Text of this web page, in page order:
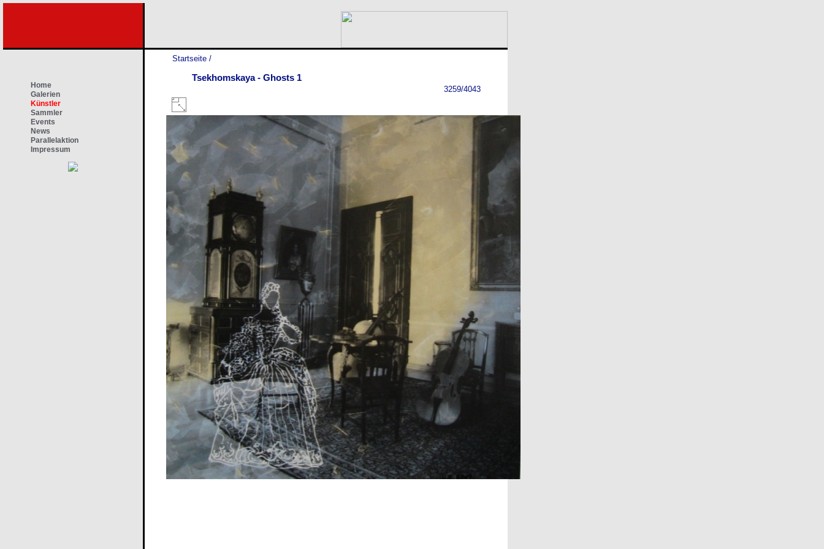
Home
Galerien
Künstler
Sammler
Events
News
Parallelaktion
Impressum
Startseite /
Tsekhomskaya - Ghosts 1
3259/4043